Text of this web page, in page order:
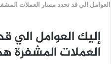
العوامل الي قد تحدد مسار العملات
إليك العوامل الي
العملات المشفرة